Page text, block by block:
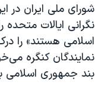
شورای ملی ایران در
نگرانی ایالات
اسلامی هستند» را
نمایندگان کنگره
بند جمهوری اسلامی